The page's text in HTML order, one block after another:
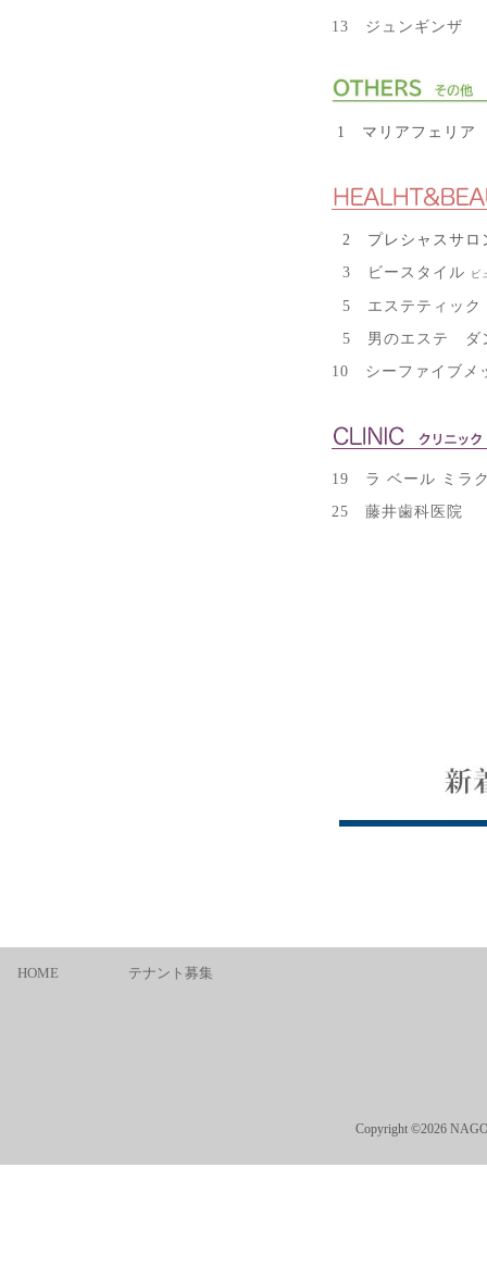
13 ジュンギンザ
1 マリアフェリア
2 プレシャスサロ
3 ビースタイル
ビ
5 エステティッ
5 男のエステ ダ
10 シーファイブメ
19 ラ ベール ミラ
25 藤井歯科医院
HOME テナント募集
Copyright ©2026